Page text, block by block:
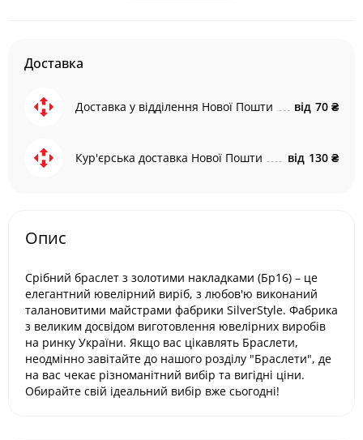
Доставка
Доставка у відділення Нової Пошти від 70 ₴
Кур'єрська доставка Нової Пошти від 130 ₴
Опис
Срібний браслет з золотими накладками (Бр16) – це
елегантний ювелірний виріб, з любов'ю виконаний
талановитими майстрами фабрики SilverStyle. Фабрика
з великим досвідом виготовлення ювелірних виробів
на ринку України. Якщо вас цікавлять Браслети,
неодмінно завітайте до нашого розділу "Браслети", де
на вас чекає різноманітний вибір та вигідні ціни.
Обирайте свій ідеальний вибір вже сьогодні!